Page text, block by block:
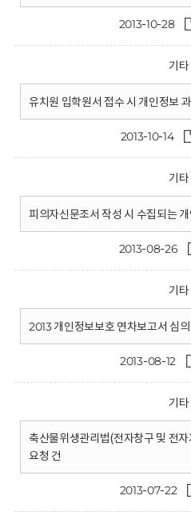
2013-10-28
기타
유치원 입학원서 접수 시 개인정보
2013-10-14
기타
피의자신문조서 작성 시 수집되는
2013-08-26
기타
2013 개인정보보호 연차보고서 심의
2013-08-12
기타
축산물위생관리법(전자창구 및 전
요청 건
2013-07-22